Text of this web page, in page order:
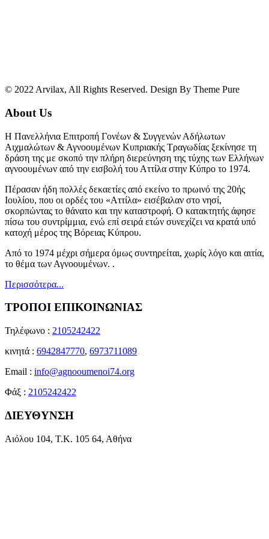
© 2022 Arvilax, All Rights Reserved. Design By Theme Pure
About Us
Η Πανελλήνια Επιτροπή Γονέων & Συγγενών Αδήλωτων
Αιχμαλώτων & Αγνοουμένων Κυπριακής Τραγωδίας ξεκίνησε τη
δράση της με σκοπό την πλήρη διερεύνηση της τύχης των Ελλήνων
αγνοουμένων από την εισβολή του Αττίλα στην Κύπρο το 1974.
Πέρασαν ήδη πολλές δεκαετίες από εκείνο το πρωινό της 20ής
Ιουλίου, που οι ορδές του «Αττίλα» εισέβαλαν στο νησί,
σκορπώντας το θάνατο και την καταστροφή. Ο κατακτητής άφησε
πίσω του συντρίμμια, ενώ επί σειρά ετών συνεχίζει να κρατά υπό
κατοχή μέρος της Βόρειας Κύπρου.
Από το 1974 μέχρι σήμερα όμως συντηρείται, χωρίς λόγο και αιτία,
το θέμα των Αγνοουμένων. .
Περισσότερα...
ΤΡΟΠΟΙ ΕΠΙΚΟΙΝΩΝΙΑΣ
Τηλέφωνο : 2105242422
κινητά : 6942847770, 6973711089
Email : info@agnooumenoi74.org
Φάξ : 2105242422
ΔΙΕΥΘΥΝΣΗ
Αιόλου 104, Τ.Κ. 105 64, Αθήνα